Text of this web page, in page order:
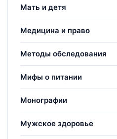
Мать и детя
Медицина и право
Методы обследования
Мифы о питании
Монографии
Мужское здоровье